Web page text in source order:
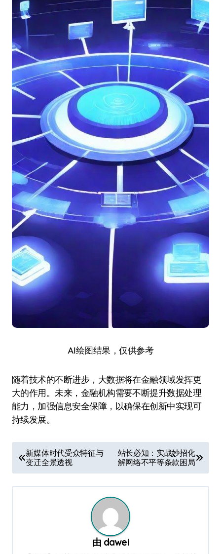
AI绘图结果，仅供参考
随着技术的不断进步，大数据将在金融领域发挥更
大的作用。未来，金融机构需要不断提升数据处理
能力，加强信息安全保障，以确保在创新中实现可
持续发展。
章
导
新媒体时代受众特征与
变迁全景透视
站长必知：实战妙招化
解网络不平等条款困局
由 dawei